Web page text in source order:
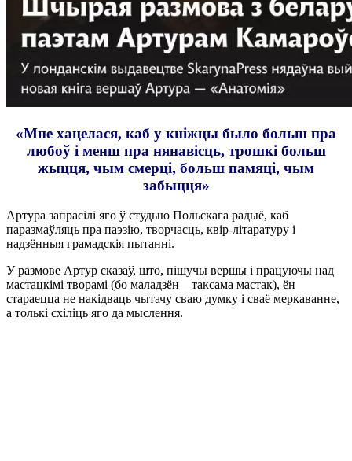
«Мне хацелася, каб у кніжцы было больш пра
любоў і менш пра нянавісць, трошкі больш
жыцця, чым смерці, больш памяці, чым
забыцця»
Артура запрасілі яго ў студыю Польскага радыё, каб
паразмаўляць пра паэзію, творчасць, квір-літаратуру і
надзённыя грамадскія пытанні.
У размове Артур сказаў, што, пішучы вершы і працуючы над
мастацкімі творамі (бо маладзён – таксама мастак), ён
стараецца не накідваць чытачу сваю думку і сваё меркаванне,
а толькі схіліць яго да мыслення.